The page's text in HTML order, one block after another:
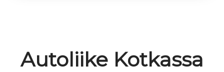
Autoliike Kotkassa